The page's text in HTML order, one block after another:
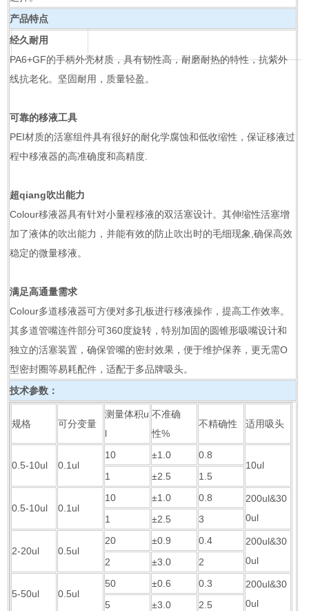
产品特点
经久耐用
PA6+GF的手柄外壳材质，具有韧性高，耐磨耐热的特性，抗紫外
线抗老化。坚固耐用，质量轻盈。
可靠的移液工具
PEI材质的活塞组件具有很好的耐化学腐蚀和低收缩性，保证移液过
程中移液器的高准确度和高精度.
超qiang吹出能力
Colour移液器具有针对小量程移液的双活塞设计。其伸缩性活塞增
加了液体的吹出能力，并能有效的防止吹出时的毛细现象,确保高效
稳定的微量移液。
满足高通量需求
Colour多道移液器可方便对多孔板进行移液操作，提高工作效率。
其多道管嘴连件部分可360度旋转，特别加固的圆锥形吸嘴设计和
独立的活塞装置，确保管嘴的密封效果，便于维护保养，更无需O
型密封圈等易耗配件，适配于多品牌吸头。
技术参数：
规格 可分变量
测量体积u
l
不准确
性%
不精确性 适用吸头
0.5-10ul 0.1ul
10 ±1.0
0.8
10ul
1
±2.5 1.5
0.5-10ul 0.1ul
10 ±1.0 0.8
200ul&30
0ul
1 ±2.5 3
2-20ul 0.5ul
20 ±0.9 0.4
200ul&30
0ul
2 ±3.0 2
5-50ul 0.5ul
50 ±0.6 0.3
200ul&30
0ul
5 ±3.0 2.5